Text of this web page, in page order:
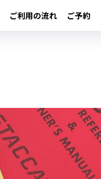
ご利用の流れ ご予約